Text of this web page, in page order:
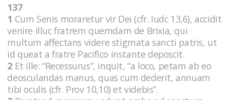
137
1 Cum Senis moraretur vir Dei (cfr. Iudc 13,6), accidit
venire illuc fratrem quemdam de Brixia, qui
multum affectans videre stigmata sancti patris, ut
id queat a fratre Pacifico instante deposcit.
2 Et ille: “Recessurus”, inquit, “a loco, petam ab eo
deosculandas manus, quas cum dederit, annuam
tibi oculis (cfr. Prov 10,10) et videbis”.